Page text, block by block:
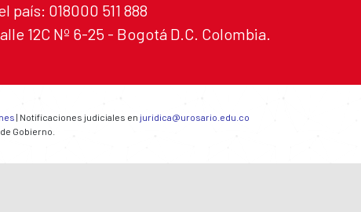
país: 018000 511 888
12C Nº 6-25 - Bogotá D.C. Colombia.
| Notificaciones judiciales en juridica@urosario.edu.co
Gobierno.